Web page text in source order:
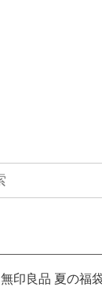
無印良品 夏の福